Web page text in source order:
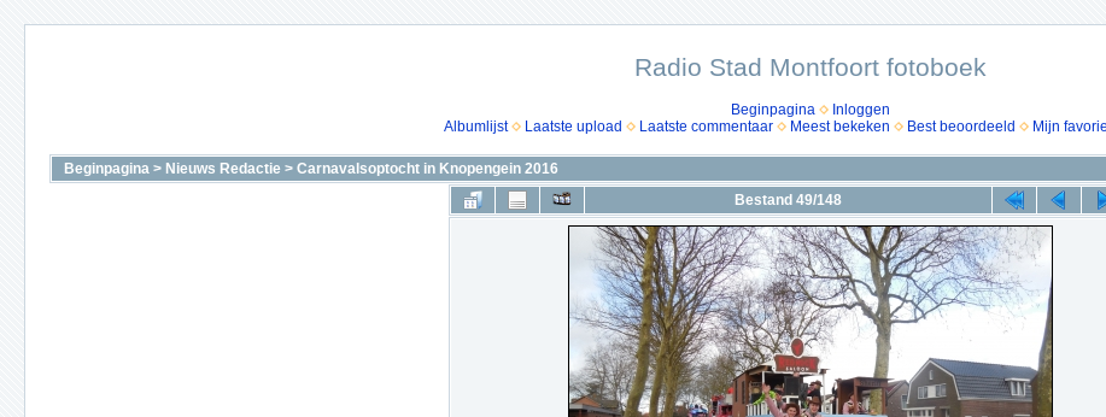
Radio Stad Montfoort fotoboek
Beginpagina
Inloggen
Albumlijst
Laatste upload Laatste commentaar Meest bekeken Best beoordeeld Mijn
Beginpagina > Nieuws Redactie > Carnavalsoptocht in Knopengein 2016
Bestand 49/148